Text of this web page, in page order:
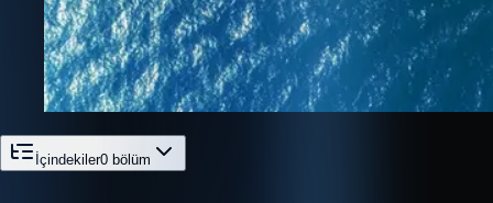
İçindekiler0 bölüm